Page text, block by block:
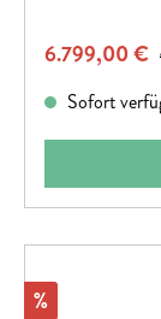
6.799,00 €
Sofort
Rabatt
%